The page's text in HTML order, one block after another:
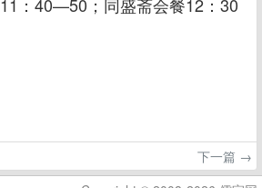
下一篇 →